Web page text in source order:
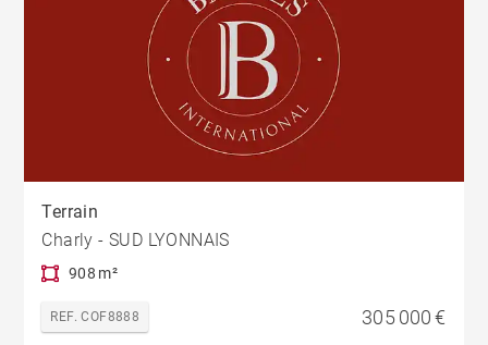
Terrain
Charly - SUD LYONNAIS
908 m²
REF. COF8888 305 000 €